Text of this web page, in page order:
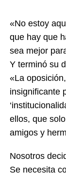
«No estoy
que hay que
sea mejor
Y terminó su
«La
insignificante
ellos, que
amigos y
Nosotros
Se necesita